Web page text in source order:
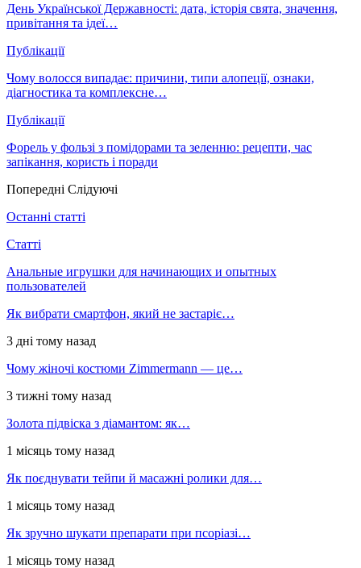
День Української Державності: дата, історія свята, значення,
привітання та ідеї…
Публікації
Чому волосся випадає: причини, типи алопеції, ознаки,
діагностика та комплексне…
Публікації
Форель у фользі з помідорами та зеленню: рецепти, час
запікання, користь і поради
Попередні Слідуючі
Останні статті
Статті
Анальные игрушки для начинающих и опытных
пользователей
Як вибрати смартфон, який не застаріє…
3 дні тому назад
Чому жіночі костюми Zimmermann — це…
3 тижні тому назад
Золота підвіска з діамантом: як…
1 місяць тому назад
Як поєднувати тейпи й масажні ролики для…
1 місяць тому назад
Як зручно шукати препарати при псоріазі…
1 місяць тому назад